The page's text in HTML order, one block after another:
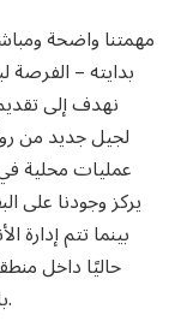
بدايته – الفرصة
نهدف إلى
لجيل جديد من
يركز وجودنا على
بينما تتم إدارة
توضح سلمى عمور، مديرة Taager بالمغرب.